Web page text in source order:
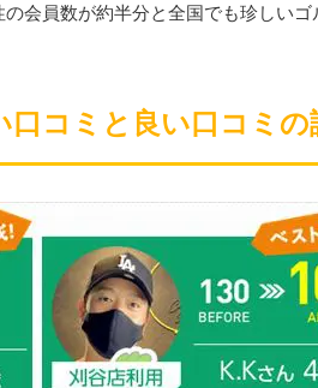
会員数が約半分と全国でも珍しいゴ
コミと良い口コミの